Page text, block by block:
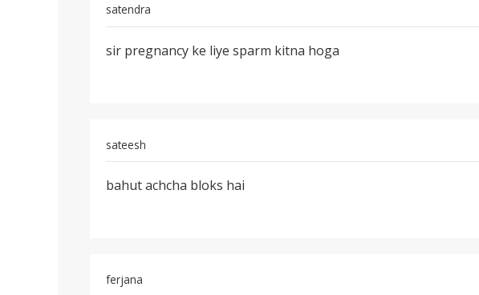
satendra
sir
sir pregnancy ke liye sparm kitna hoga
sateesh
bahut
bahut achcha bloks hai
ferjana